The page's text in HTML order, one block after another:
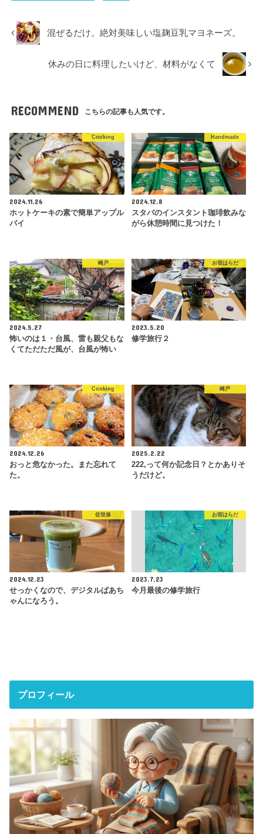
混ぜるだけ。絶対美味しい塩麹豆乳マヨネーズ。
休みの日に料理したいけど、材料がなくて
RECOMMEND こちらの記事も人気です。
Cooking
2024.11.26
ホットケーキの素で簡単アップル
パイ
Handmade
2024.12.8
スタバのインスタント珈琲飲みな
がら休憩時間に見つけた！
崎戸
2024.5.27
怖いのは１・台風、雷も親父もな
くてただただ風が、台風が怖い
お宿はらだ
2023.5.20
修学旅行２
Cooking
2024.12.26
おっと危なかった。また忘れて
た。
崎戸
2025.2.22
222,って何か記念日？とかありそ
うだけど。
佐世保
2024.12.23
せっかくなので、デジタルばあち
ゃんになろう。
お宿はらだ
2023.7.23
今月最後の修学旅行
プロフィール